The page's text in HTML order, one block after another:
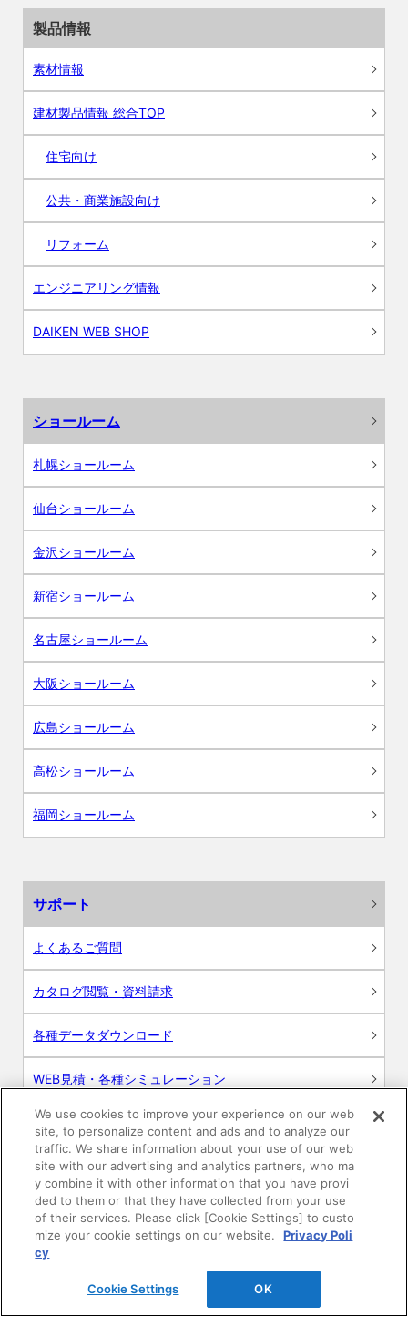
製品情報
素材情報
建材製品情報 総合TOP
住宅向け
公共・商業施設向け
リフォーム
エンジニアリング情報
DAIKEN WEB SHOP
ショールーム
札幌ショールーム
仙台ショールーム
金沢ショールーム
新宿ショールーム
名古屋ショールーム
大阪ショールーム
広島ショールーム
高松ショールーム
福岡ショールーム
サポート
よくあるご質問
カタログ閲覧・資料請求
各種データダウンロード
WEB見積・各種シミュレーション
交換用部品の購入
修理・点検
お問い合わせ
ログイン
建築・設計関係者様向けサイト
We use cookies to improve your experience on our web
site, to personalize content and ads and to analyze our
traffic. We share information about your use of our web
site with our advertising and analytics partners, who ma
y combine it with other information that you have provi
ded to them or that they have collected from your use
of their services. Please click [Cookie Settings] to custo
mize your cookie settings on our website.
Privacy Poli
cy
Cookie Settings OK